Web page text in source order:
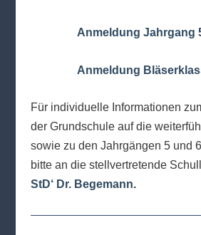
Anmeldung Jahrgang
Anmeldung
Für individuelle Informationen
der Grundschule auf die
sowie zu den Jahrgängen 5 und
bitte an die stellvertretende
StD‘ Dr. Begemann.